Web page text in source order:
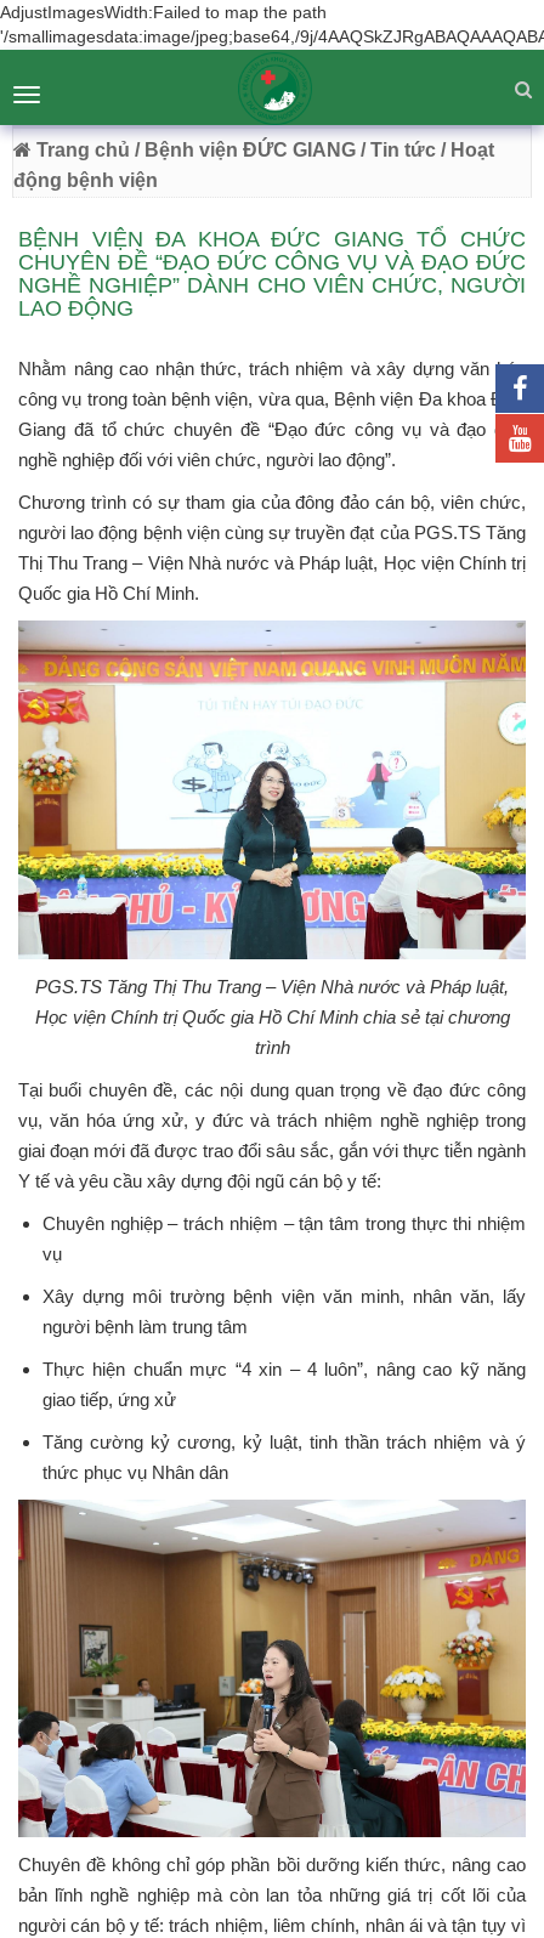
AdjustImagesWidth:Failed to map the path
'/smallimagesdata:image/jpeg;base64,/9j/
BỆNH VIỆN ĐA KHOA ĐỨC GIANG
Chuyên Sâu - Tận Tâm - Vươn Tầm
54 Trường Lâm, Việt Hưng, Hà Nội
Toggle
navigation
Trang chủ / Bệnh viện ĐỨC GIANG / Tin tức / Hoạt
động bệnh viện
BỆNH VIỆN ĐA KHOA ĐỨC GIANG TỔ CHỨC
CHUYÊN ĐỀ “ĐẠO ĐỨC CÔNG VỤ VÀ ĐẠO ĐỨC
NGHỀ NGHIỆP” DÀNH CHO VIÊN CHỨC, NGƯỜI
LAO ĐỘNG
Nhằm nâng cao nhận thức, trách nhiệm và xây dựng văn hóa
công vụ trong toàn bệnh viện, vừa qua, Bệnh viện Đa khoa Đức
Giang đã tổ chức chuyên đề “Đạo đức công vụ và đạo đức
nghề nghiệp đối với viên chức, người lao động”.
Chương trình có sự tham gia của đông đảo cán bộ, viên chức,
người lao động bệnh viện cùng sự truyền đạt của PGS.TS Tăng
Thị Thu Trang – Viện Nhà nước và Pháp luật, Học viện Chính trị
Quốc gia Hồ Chí Minh.
PGS.TS Tăng Thị Thu Trang – Viện Nhà nước và Pháp luật,
Học viện Chính trị Quốc gia Hồ Chí Minh chia sẻ tại chương
trình
Tại buổi chuyên đề, các nội dung quan trọng về đạo đức công
vụ, văn hóa ứng xử, y đức và trách nhiệm nghề nghiệp trong
giai đoạn mới đã được trao đổi sâu sắc, gắn với thực tiễn ngành
Y tế và yêu cầu xây dựng đội ngũ cán bộ y tế:
Chuyên nghiệp – trách nhiệm – tận tâm trong thực thi nhiệm
vụ
Xây dựng môi trường bệnh viện văn minh, nhân văn, lấy
người bệnh làm trung tâm
Thực hiện chuẩn mực “4 xin – 4 luôn”, nâng cao kỹ năng
giao tiếp, ứng xử
Tăng cường kỷ cương, kỷ luật, tinh thần trách nhiệm và ý
thức phục vụ Nhân dân
Chuyên đề không chỉ góp phần bồi dưỡng kiến thức, nâng cao
bản lĩnh nghề nghiệp mà còn lan tỏa những giá trị cốt lõi của
người cán bộ y tế: trách nhiệm, liêm chính, nhân ái và tận tụy vì